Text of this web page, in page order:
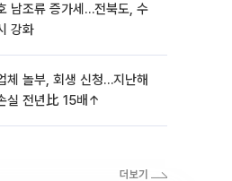
남조류 증가세…전북도, 수
강화
체 놀부, 회생 신청…지난해
실 전년比 15배↑